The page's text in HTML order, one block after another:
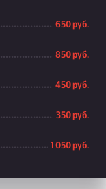
650 руб.
850 руб.
450 руб.
350 руб.
1 050 руб.